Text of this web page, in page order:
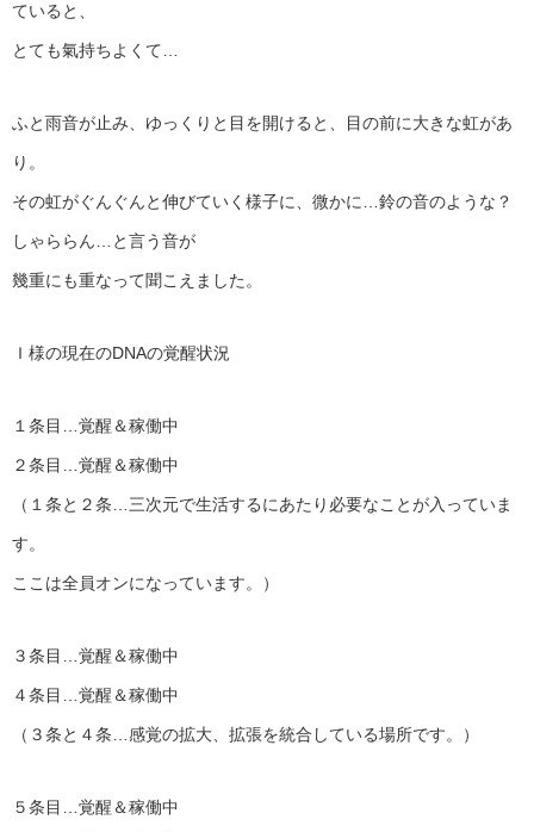
ていると、
とても氣持ちよくて…
ふと雨音が止み、ゆっくりと目を開けると、目の前に大きな虹があ
り。
その虹がぐんぐんと伸びていく様子に、微かに…鈴の音のような？
しゃららん…と言う音が
幾重にも重なって聞こえました。
Ｉ様の現在のDNAの覚醒状況
１条目…覚醒＆稼働中
２条目…覚醒＆稼働中
（１条と２条…三次元で生活するにあたり必要なことが入っていま
す。
ここは全員オンになっています。）
３条目…覚醒＆稼働中
４条目…覚醒＆稼働中
（３条と４条…感覚の拡大、拡張を統合している場所です。）
５条目…覚醒＆稼働中